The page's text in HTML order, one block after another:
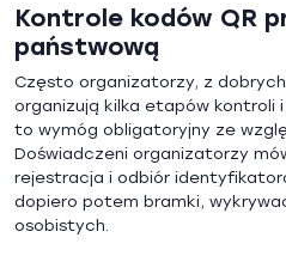
Kontrole kodów QR
państwową
Często organizatorzy, z
organizują kilka etapów kontroli
to wymóg obligatoryjny ze
Doświadczeni organizatorzy
rejestracja i odbiór
dopiero potem bramki,
osobistych.